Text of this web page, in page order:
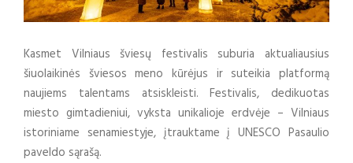
Kasmet Vilniaus šviesų festivalis suburia aktualiausius
šiuolaikinės šviesos meno kūrėjus ir suteikia platformą
naujiems talentams atsiskleisti. Festivalis, dedikuotas
miesto gimtadieniui, vyksta unikalioje erdvėje – Vilniaus
istoriniame senamiestyje, įtrauktame į UNESCO Pasaulio
paveldo sąrašą.